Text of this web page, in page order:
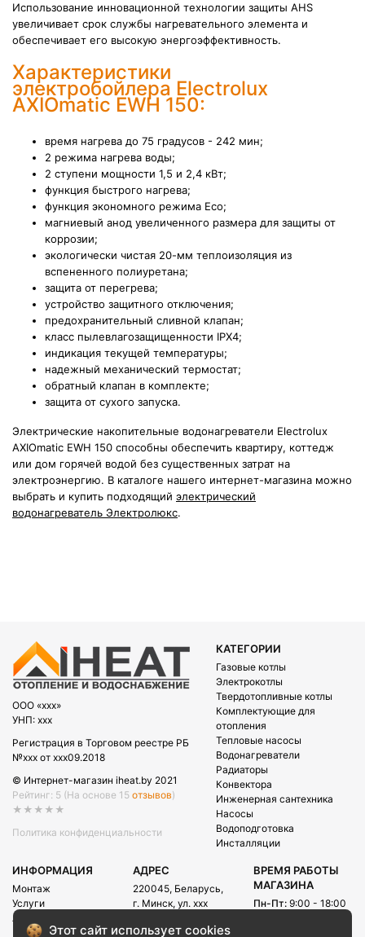
Использование инновационной технологии защиты AHS
увеличивает срок службы нагревательного элемента и
обеспечивает его высокую энергоэффективность.
Характеристики
электробойлера Electrolux
AXIOmatic EWH 150:
время нагрева до 75 градусов - 242 мин;
2 режима нагрева воды;
2 ступени мощности 1,5 и 2,4 кВт;
функция быстрого нагрева;
функция экономного режима Eco;
магниевый анод увеличенного размера для защиты от
коррозии;
экологически чистая 20-мм теплоизоляция из
вспененного полиуретана;
защита от перегрева;
устройство защитного отключения;
предохранительный сливной клапан;
класс пылевлагозащищенности IPX4;
индикация текущей температуры;
надежный механический термостат;
обратный клапан в комплекте;
защита от сухого запуска.
Электрические накопительные водонагреватели Electrolux
AXIOmatic EWH 150 способны обеспечить квартиру, коттедж
или дом горячей водой без существенных затрат на
электроэнергию. В каталоге нашего интернет-магазина можно
выбрать и купить подходящий электрический
водонагреватель Электролюкс.
OOO «xxx»
УНП: xxx
Регистрация в Торговом реестре РБ
№xxx от xxx09.2018
© Интернет-магазин iheat.by 2021
Рейтинг: 5 (На основе 15 отзывов)
★★★★★
Политика конфиденциальности
КАТЕГОРИИ
Газовые котлы
Электрокотлы
Твердотопливные котлы
Комплектующие для
отопления
Тепловые насосы
Водонагреватели
Радиаторы
Конвектора
Инженерная сантехника
Насосы
Водоподготовка
Инсталляции
ИНФОРМАЦИЯ
Монтаж
Услуги
Акции
Рассрочка
АДРЕС
220045, Беларусь,
г. Минск, ул. xxx
E-mail:
ВРЕМЯ РАБОТЫ
МАГАЗИНА
Пн-Пт: 9:00 - 18:00
Этот сайт использует cookies